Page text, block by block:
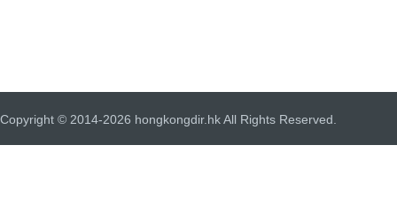
Copyright © 2014-2026 hongkongdir.hk All Rights Reserved.